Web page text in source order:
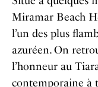
Miramar Beach
l’un des plus
azuréen. On
l’honneur au
contemporaine à